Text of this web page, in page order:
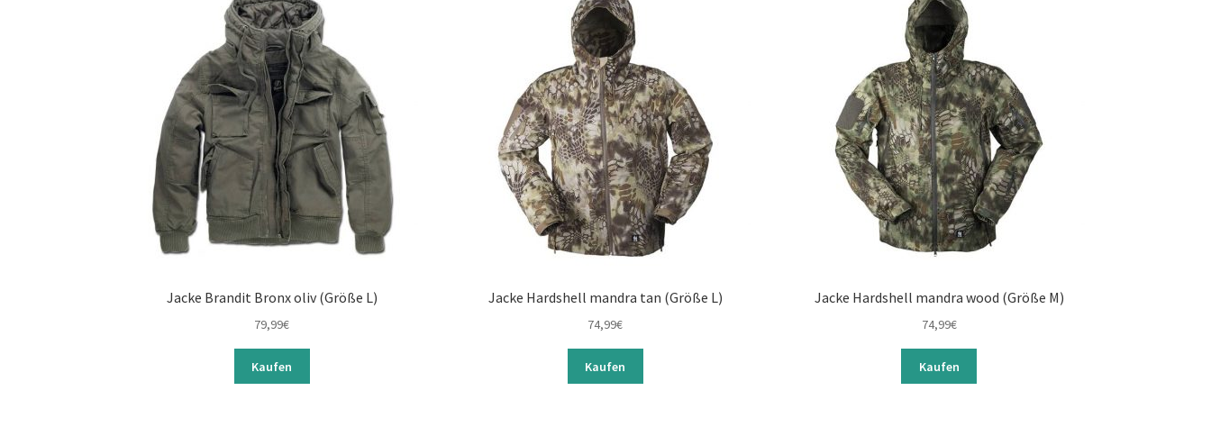
Jacke Brandit Bronx oliv (Größe L)
79,99€
Kaufen
Jacke Hardshell mandra tan (Größe L)
74,99€
Kaufen
Jacke Hardshell mandra wood (Größe M)
74,99€
Kaufen